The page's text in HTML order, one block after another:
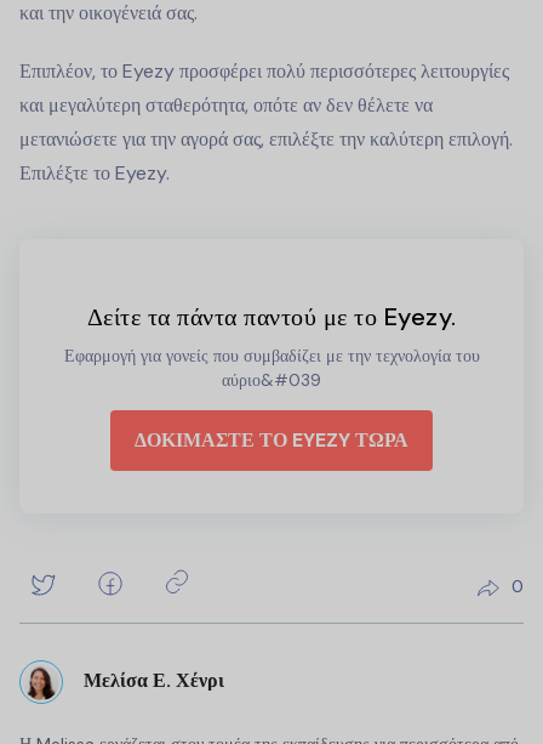
και την οικογένειά σας.
Επιπλέον, το Eyezy προσφέρει πολύ περισσότερες λειτουργίες
και μεγαλύτερη σταθερότητα, οπότε αν δεν θέλετε να
μετανιώσετε για την αγορά σας, επιλέξτε την καλύτερη επιλογή.
Επιλέξτε το Eyezy.
Δείτε τα πάντα παντού με το Eyezy.
Εφαρμογή για γονείς που συμβαδίζει με την τεχνολογία του
αύριο&#039
ΔΟΚΙΜΑΣΤΕ ΤΟ EYEZY ΤΩΡΑ
0
Μελίσα Ε. Χένρι